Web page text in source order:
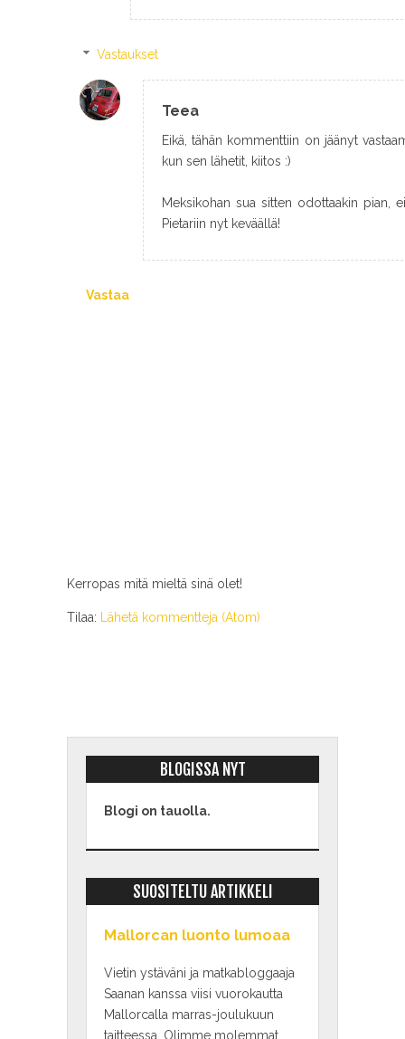
Vastaukset
Teea
Eikä, tähän kommenttiin on jäänyt
kun sen lähetit, kiitos :)
Meksikohan sua sitten odottaakin pian,
Pietariin nyt keväällä!
Vastaa
Kerropas mitä mieltä sinä olet!
Tilaa: Lähetä kommentteja (Atom)
BLOGISSA NYT
Blogi on tauolla.
SUOSITELTU ARTIKKELI
Mallorcan luonto lumoaa
Vietin ystäväni ja matkabloggaaja
Saanan kanssa viisi vuorokautta
Mallorcalla marras-joulukuun
taitteessa. Olimme molemmat